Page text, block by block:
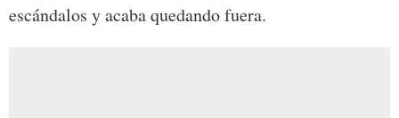
escándalos y acaba quedando fuera.